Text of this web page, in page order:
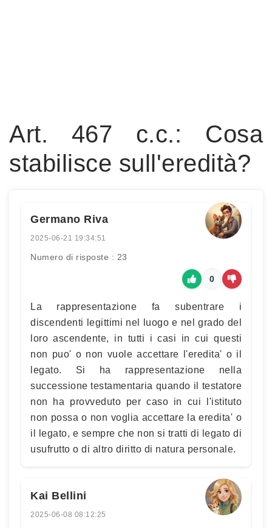
Art. 467 c.c.: Cosa
stabilisce sull'eredità?
Germano Riva
2025-06-21 19:34:51
Numero di risposte : 23
0
La rappresentazione fa subentrare i
discendenti legittimi nel luogo e nel grado del
loro ascendente, in tutti i casi in cui questi
non puo' o non vuole accettare l'eredita' o il
legato. Si ha rappresentazione nella
successione testamentaria quando il testatore
non ha provveduto per caso in cui l'istituto
non possa o non voglia accettare la eredita' o
il legato, e sempre che non si tratti di legato di
usufrutto o di altro diritto di natura personale.
Kai Bellini
2025-06-08 08:12:25